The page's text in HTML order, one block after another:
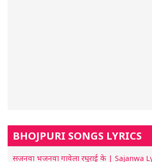
BHOJPURI SONGS LYRICS
सजनवा भजनवा गावेला रघुराई के | Sajanwa